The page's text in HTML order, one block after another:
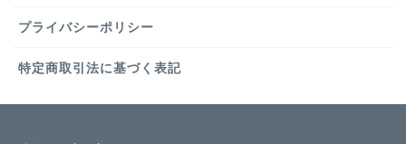
プライバシーポリシー
特定商取引法に基づく表記